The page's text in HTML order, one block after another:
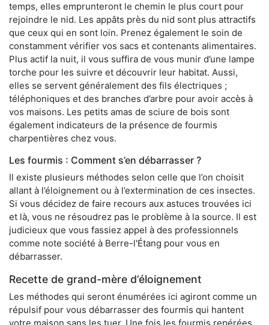
temps, elles emprunteront le chemin le plus court pour
rejoindre le nid. Les appâts près du nid sont plus attractifs
que ceux qui en sont loin. Prenez également le soin de
constamment vérifier vos sacs et contenants alimentaires.
Plus actif la nuit, il vous suffira de vous munir d’une lampe
torche pour les suivre et découvrir leur habitat. Aussi,
elles se servent généralement des fils électriques ;
téléphoniques et des branches d’arbre pour avoir accès à
vos maisons. Les petits amas de sciure de bois sont
également indicateurs de la présence de fourmis
charpentières chez vous.
Les fourmis : Comment s’en débarrasser ?
Il existe plusieurs méthodes selon celle que l’on choisit
allant à l’éloignement ou à l’extermination de ces insectes.
Si vous décidez de faire recours aux astuces trouvées ici
et là, vous ne résoudrez pas le problème à la source. Il est
judicieux que vous fassiez appel à des professionnels
comme note société à Berre-l'Étang pour vous en
débarrasser.
Recette de grand-mère d’éloignement
Les méthodes qui seront énumérées ici agiront comme un
répulsif pour vous débarrasser des fourmis qui hantent